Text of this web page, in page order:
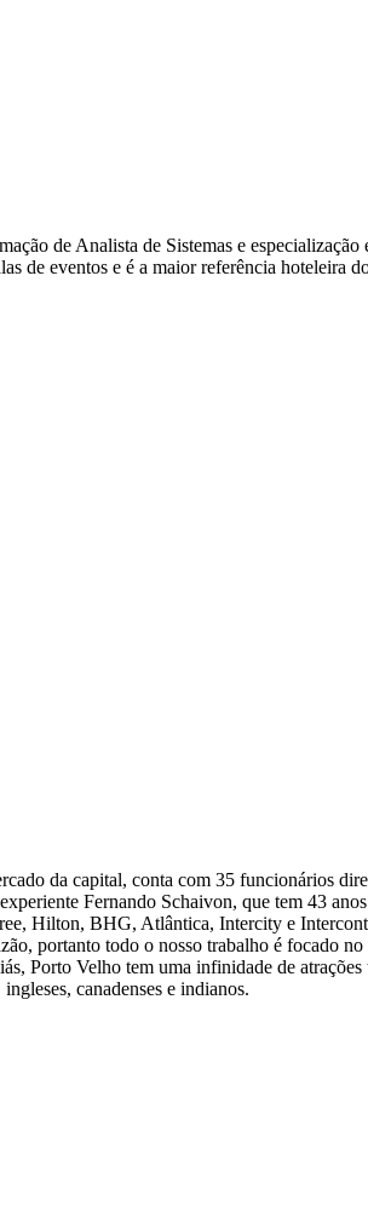
de Analista de Sistemas e
de eventos e é a maior referência hoteleira
da capital, conta com 35 funcionários
Fernando Schaivon, que tem 43
Hilton, BHG, Atlântica, Intercity e
portanto todo o nosso trabalho é focado
Porto Velho tem uma infinidade de atrações
canadenses e indianos.